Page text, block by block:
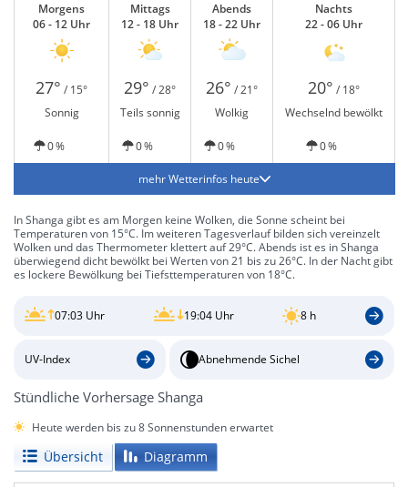
Morgens
06 - 12 Uhr
Mittags
12 - 18 Uhr
Abends
18 - 22 Uhr
Nachts
22 - 06 Uhr
27° / 15° 29° / 28° 26° / 21° 20° / 18°
Sonnig
Teils sonnig Wolkig Wechselnd bewölkt
0 % 0 % 0 % 0 %
mehr Wetterinfos heute
In Shanga gibt es am Morgen keine Wolken, die Sonne scheint bei
Temperaturen von 15°C. Im weiteren Tagesverlauf bilden sich vereinzelt
Wolken und das Thermometer klettert auf 29°C. Abends ist es in Shanga
überwiegend dicht bewölkt bei Werten von 21 bis zu 26°C. In der Nacht gibt
es lockere Bewölkung bei Tiefsttemperaturen von 18°C.
07:03 Uhr 19:04 Uhr 8 h
UV-Index Abnehmende Sichel
Stündliche Vorhersage Shanga
Heute werden bis zu 8 Sonnenstunden erwartet
Übersicht Diagramm